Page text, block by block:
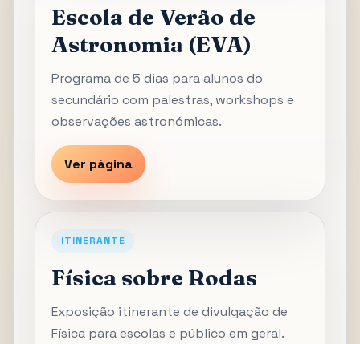
Escola de Verão de
Astronomia (EVA)
Programa de 5 dias para alunos do
secundário com palestras, workshops e
observações astronómicas.
Ver página
ITINERANTE
Física sobre Rodas
Exposição itinerante de divulgação de
Física para escolas e público em geral.